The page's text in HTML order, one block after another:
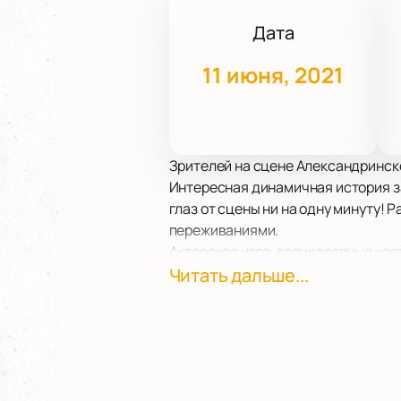
Дата
11 июня, 2021
Зрителей на сцене
Интересная динамичная история
глаз от сцены ни на одну минуту!
переживаниями.
Актерская игра, великолепные
спектакль образцом
Читать дальше...